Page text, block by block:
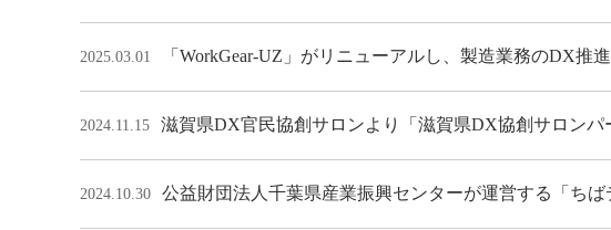
2025.03.01 「WorkGear-UZ」がリニューアルし、製造業務のDX推
2024.11.15 滋賀県DX官民協創サロンより「滋賀県DX協創サロンパ
2024.10.30 公益財団法人千葉県産業振興センターが運営する「ち